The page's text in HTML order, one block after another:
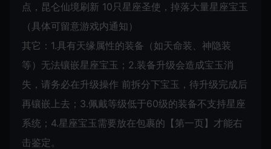
点，昆仑仙境刷新 10只星座圣使，掉落大量星座宝玉
（具体可留意游戏内通知）
其它：1.具有天缘属性的装备（如天命装、神隐装
等）无法镶嵌星座宝玉；2.装备升级会造成宝玉消
失，请务必在升级操作 前拆分下宝玉，待升级完成后
再镶嵌上去；3.佩戴等级低于60级的装备不支持星座
系统；4.星座宝玉需要放在包裹的【第一页】才能右
击鉴定。